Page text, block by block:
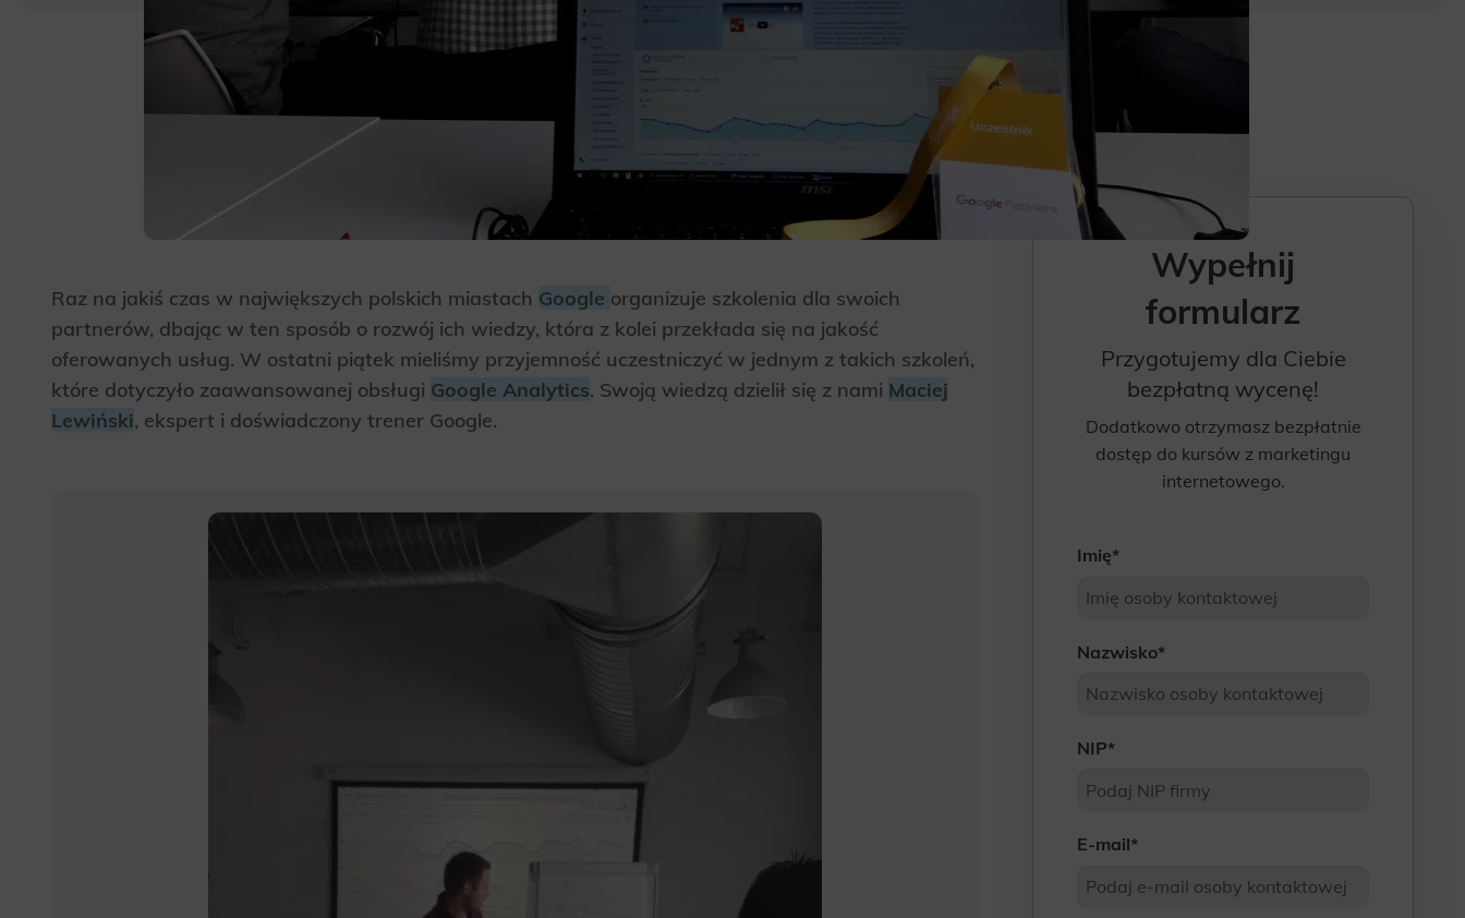
Raz na jakiś czas w największych polskich miastach Google organizuje szkolenia dla swoich
partnerów, dbając w ten sposób o rozwój ich wiedzy, która z kolei przekłada się na jakość
oferowanych usług. W ostatni piątek mieliśmy przyjemność uczestniczyć w jednym z takich szkoleń,
które dotyczyło zaawansowanej obsługi Google Analytics. Swoją wiedzą dzielił się z nami Maciej
Lewiński, ekspert i doświadczony trener Google.
Wypełnij
formularz
Przygotujemy dla Ciebie
bezpłatną wycenę!
Dodatkowo otrzymasz bezpłatnie
dostęp do kursów z marketingu
internetowego.
Imię*
Nazwisko*
NIP*
E-mail*